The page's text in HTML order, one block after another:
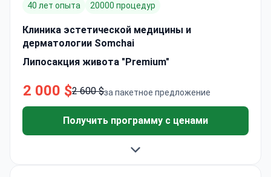
40 лет опыта 20000 процедур
Клиника эстетической медицины и
дерматологии Somchai
Липосакция живота "Premium"
за пакетное предложение
2 600 $
2 000 $
Получить программу с ценами